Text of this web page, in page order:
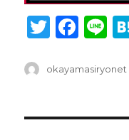
T
it
r
F
c
b
Li
e
投
okayamasiryonet